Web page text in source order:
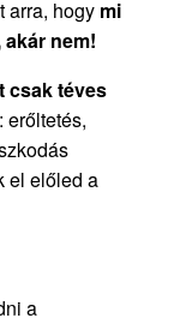
arra, hogy mi
nem!
csak téves
erőltetés,
el előled a
a